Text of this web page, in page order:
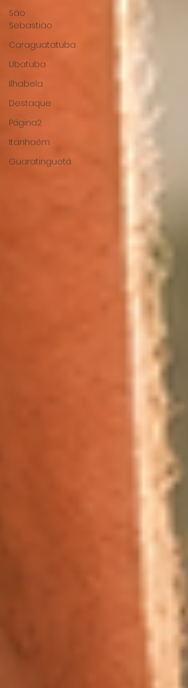
São
Sebastião
Caraguatatuba
Ubatuba
Ilhabela
Destaque
Página2
Itanhaém
Guaratinguetá